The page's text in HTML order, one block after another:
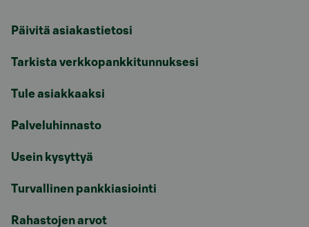
Päivitä asiakastietosi
Tarkista verkkopankkitunnuksesi
Tule asiakkaaksi
Palveluhinnasto
Usein kysyttyä
Turvallinen pankkiasiointi
Rahastojen arvot